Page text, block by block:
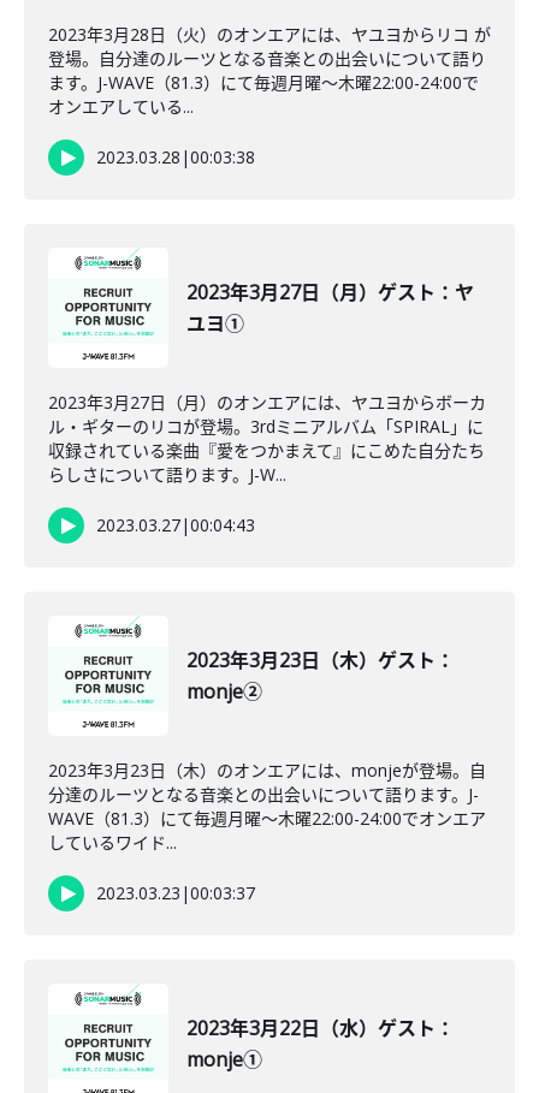
2023年3月28日（火）のオンエアには、ヤユヨからリコ が
登場。自分達のルーツとなる音楽との出会いについて語り
ます。J-WAVE（81.3）にて毎週月曜～木曜22:00-24:00で
オンエアしている...
2023.03.28 |00:03:38
2023年3月27日（月）ゲスト：ヤ
ユヨ①
2023年3月27日（月）のオンエアには、ヤユヨからボーカ
ル・ギターのリコが登場。3rdミニアルバム「SPIRAL」に
収録されている楽曲『愛をつかまえて』にこめた自分たち
らしさについて語ります。J-W...
2023.03.27|00:04:43
2023年3月23日（木）ゲスト：
monje②
2023年3月23日（木）のオンエアには、monjeが登場。自
分達のルーツとなる音楽との出会いについて語ります。J-
WAVE（81.3）にて毎週月曜～木曜22:00-24:00でオンエア
しているワイド...
2023.03.23 |00:03:37
2023年3月22日（水）ゲスト：
monje①